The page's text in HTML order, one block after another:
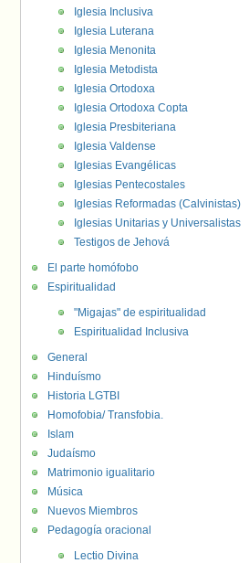
Iglesia Inclusiva
Iglesia Luterana
Iglesia Menonita
Iglesia Metodista
Iglesia Ortodoxa
Iglesia Ortodoxa Copta
Iglesia Presbiteriana
Iglesia Valdense
Iglesias Evangélicas
Iglesias Pentecostales
Iglesias Reformadas (Calvinistas)
Iglesias Unitarias y Universalistas
Testigos de Jehová
El parte homófobo
Espiritualidad
"Migajas" de espiritualidad
Espiritualidad Inclusiva
General
Hinduísmo
Historia LGTBI
Homofobia/ Transfobia.
Islam
Judaísmo
Matrimonio igualitario
Música
Nuevos Miembros
Pedagogía oracional
Lectio Divina